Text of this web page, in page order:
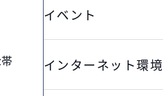
イベント
インターネット環境